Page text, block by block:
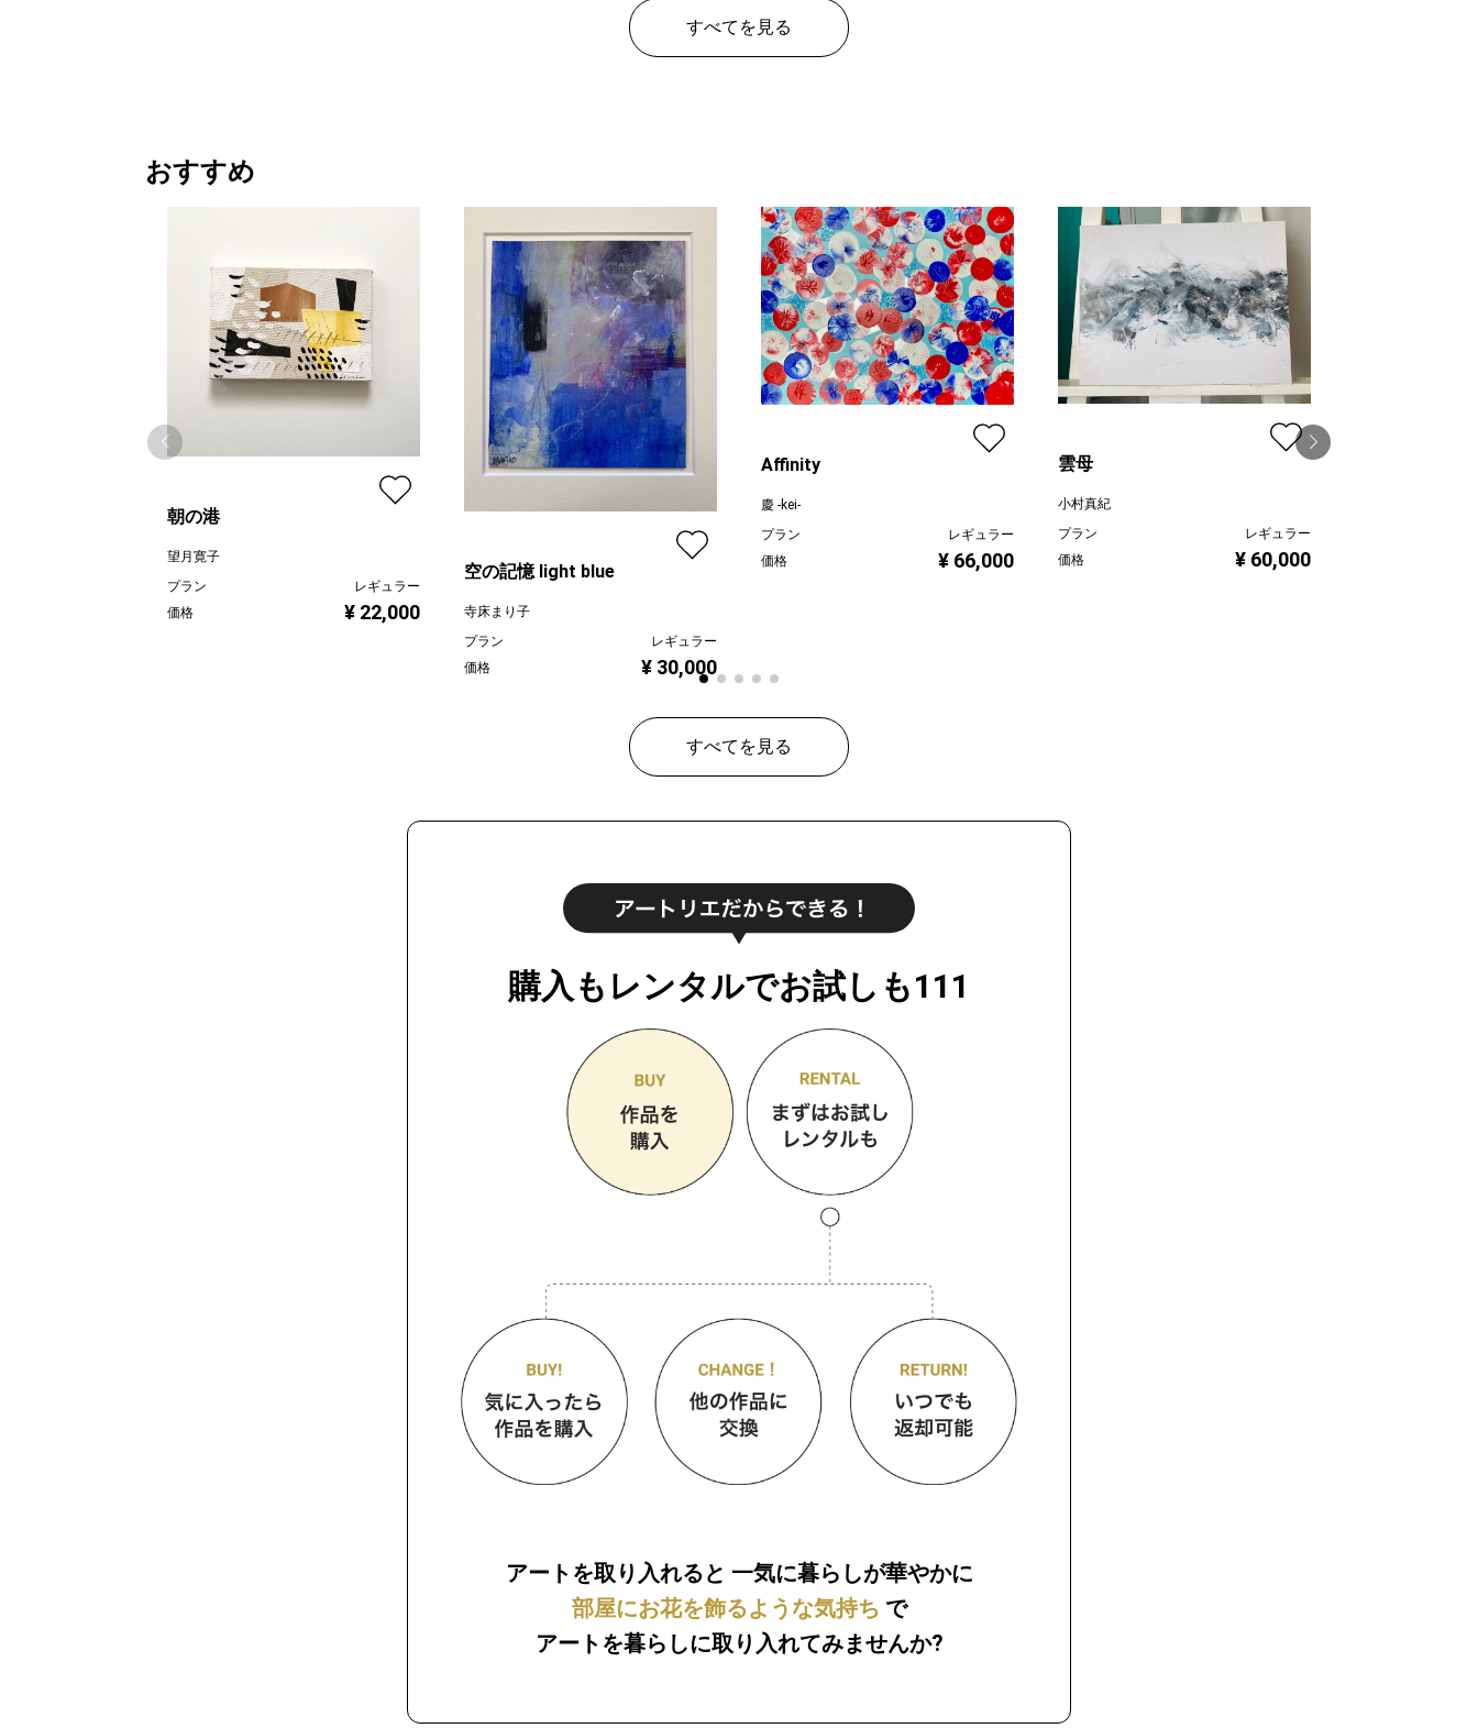
すべてを見る
おすすめ
朝の港
望月寛子
プラン
レギュラー
価格
¥ 22,000
空の記憶 light blue
寺床まり子
プラン
レギュラー
価格
¥ 30,000
Affinity
慶 -kei-
プラン
レギュラー
価格
¥ 66,000
雲母
小村真紀
プラン
レギュラー
価格
¥ 60,000
すべてを見る
購入もレンタルでお試しも111
アートを取り入れると 一気に暮らしが華やかに
部屋にお花を飾るような気持ち で
アートを暮らしに取り入れてみませんか?